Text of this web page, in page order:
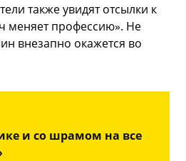
также увидят отсылки к
меняет профессию». Не
внезапно окажется во
и со шрамом на все